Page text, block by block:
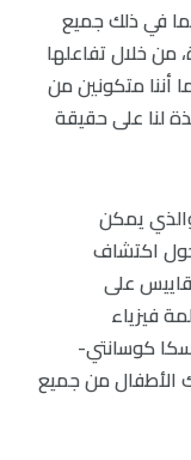
في ذلك جميع
من خلال تفاعلها
أننا متكونين من
لنا على حقيقة
يمكن
اكتشاف
على
فيزياء
كوسانتي-
الأطفال من جميع